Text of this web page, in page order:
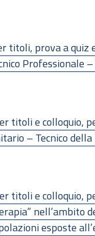
titoli, prova a
Professionale
titoli e colloquio,
– Tecnico
titoli e colloquio,
nell’ambito
esposte